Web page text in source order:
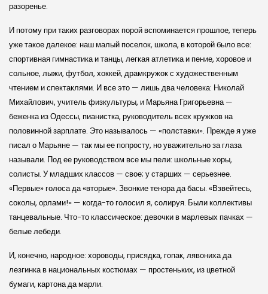
разоренье.
И потому при таких разговорах порой вспоминается прошлое, теперь
уже такое далекое: наш малый поселок, школа, в которой было все:
спортивная гимнастика и танцы, легкая атлетика и пение, хоровое и
сольное, лыжи, футбол, хоккей, драмкружок с художественным
чтением и спектаклями. И все это — лишь два человека: Николай
Михайлович, учитель физкультуры, и Марьяна Григорьевна —
беженка из Одессы, пианистка, руководитель всех кружков на
половинной зарплате. Это называлось — «полставки». Прежде я уже
писал о Марьяне — так мы ее попросту, но уважительно за глаза
называли. Под ее руководством все мы пели: школьные хоры,
солисты. У младших классов — свое; у старших — серьезнее.
«Первые» голоса да «вторые». Звонкие тенора да басы. «Взвейтесь,
соколы, орлами!» — когда-то голосил я, солируя. Были коллективы
танцевальные. Что-то классическое: девочки в марлевых пачках —
белые лебеди.
И, конечно, народное: хороводы, присядка, гопак, лявониха да
лезгинка в национальных костюмах — простеньких, из цветной
бумаги, картона да марли.